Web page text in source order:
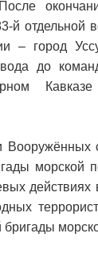
й отдельной
– город
до
морской
бригады